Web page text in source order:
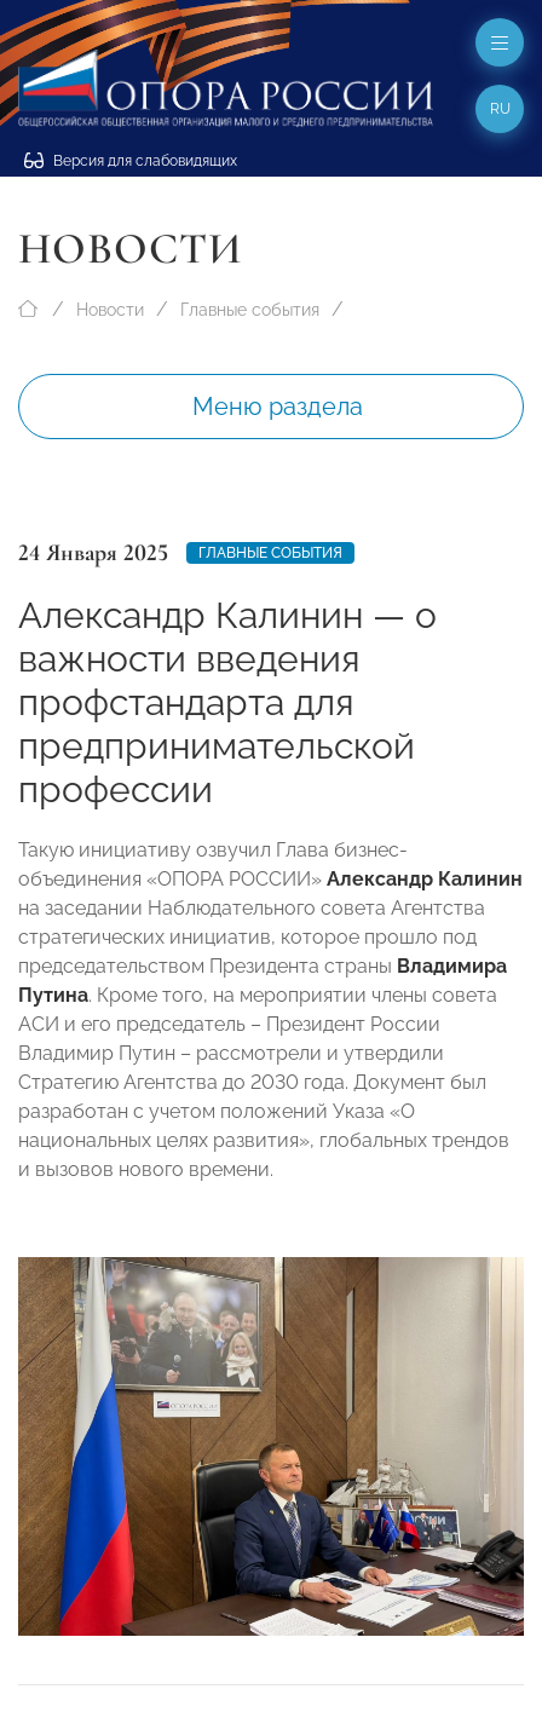
Версия для слабовидящих
RU
НОВОСТИ
Новости Главные события
Меню раздела
24 Января 2025 ГЛАВНЫЕ СОБЫТИЯ
Александр Калинин — о
важности введения
профстандарта для
предпринимательской
профессии
Такую инициативу озвучил Глава бизнес-
объединения «ОПОРА РОССИИ» Александр Калинин
на заседании Наблюдательного совета Агентства
стратегических инициатив, которое прошло под
председательством Президента страны Владимира
Путина. Кроме того, на мероприятии члены совета
АСИ и его председатель – Президент России
Владимир Путин – рассмотрели и утвердили
Стратегию Агентства до 2030 года. Документ был
разработан с учетом положений Указа «О
национальных целях развития», глобальных трендов
и вызовов нового времени.